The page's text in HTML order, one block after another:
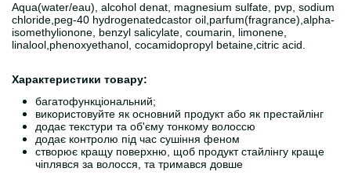
Аqua(water/eau), alcohol denat, magnesium sulfate, pvp, sodium
chloride,peg-40 hydrogenatedcastor oil,parfum(fragrance),alpha-
isomethylionone, benzyl salicylate, coumarin, limonene,
linalool,phenoxyethanol, cocamidopropyl betaine,citric acid.
Характеристики товару:
багатофункціональний;
використовуйте як основний продукт або як престайлінг
додає текстури та об'єму тонкому волоссю
додає контролю під час сушіння феном
створює кращу поверхню, щоб продукт стайлінгу краще
чіплявся за волосся, та тримався довше